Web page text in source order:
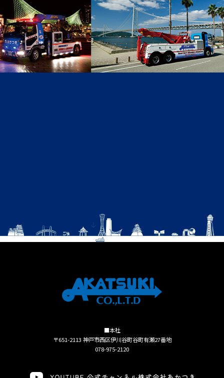
■本社
〒651-2113 神戸市西区伊川谷町谷町有瀬27番地
078-975-2120